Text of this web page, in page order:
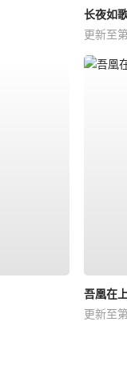
长夜如
更新至
吾凰在
更新至